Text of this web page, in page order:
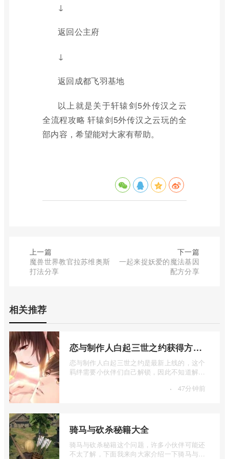
↓
返回公主府
↓
返回成都飞羽基地
以上就是关于轩辕剑5外传汉之云
全流程攻略 轩辕剑5外传汉之云玩的全
部内容，希望能对大家有帮助。
上一篇
魔兽世界教官拉苏维奥斯
打法分享
下一篇
一起来捉妖爱的魔法基因
配方分享
相关推荐
恋与制作人白起三世之约获得方法介绍
恋与制作人白起三世之约是最新上线的，这个
羁绊需要小伙伴们自己解锁，因此不知道解锁
· 47分钟前
骑马与砍杀秘籍大全
骑马与砍杀秘籍这个问题，许多小伙伴可能还
不太了解，下面我来向大家介绍一下骑马与砍